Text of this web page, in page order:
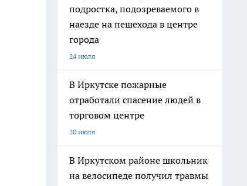
подростка, подозреваемого в
наезде на пешехода в центре
города
24 июля
В Иркутске пожарные
отработали спасение людей в
торговом центре
20 июля
В Иркутском районе школьник
на велосипеде получил травмы